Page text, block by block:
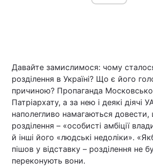
Давайте замислимося: чому
розділення в Україні? Що є його
причиною? Пропаганда
Патріархату, а за нею і деякі діячі
наполегливо намагаються
розділення – «особисті амбіції
й інші його «людські недоліки».
пішов у відставку – розділення не
переконують вони.